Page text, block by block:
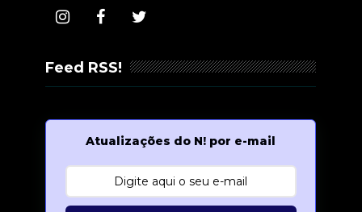
Feed RSS!
Atualizações do N! por e-mail